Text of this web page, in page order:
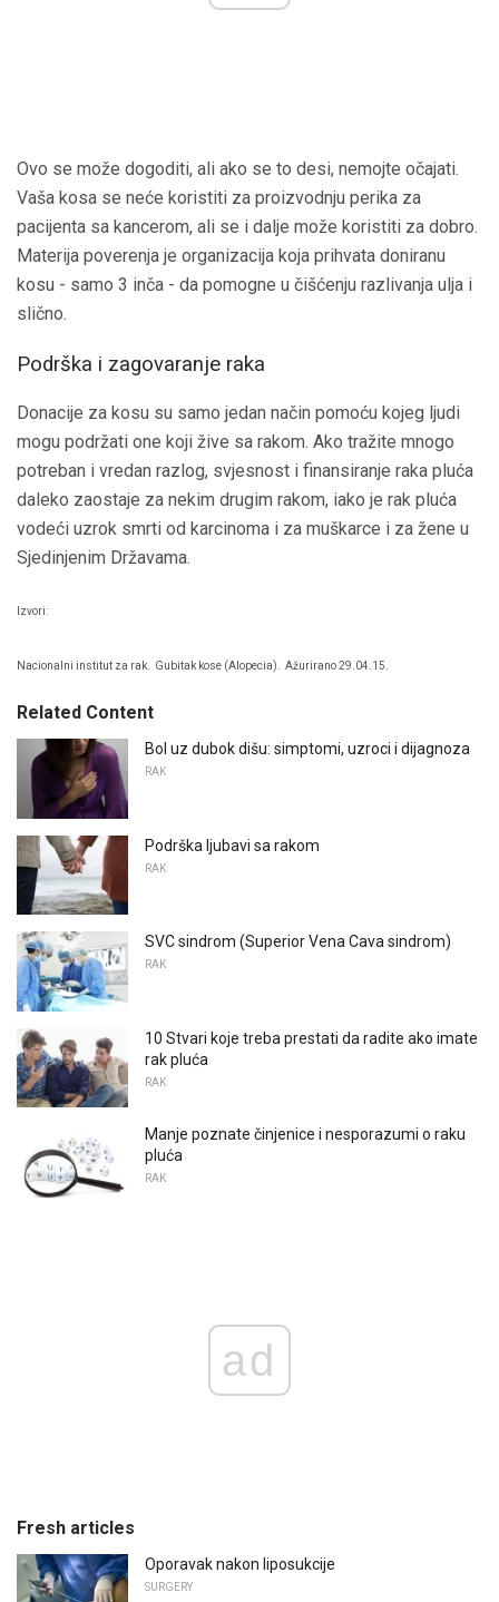
Ovo se može dogoditi, ali ako se to desi, nemojte očajati.
Vaša kosa se neće koristiti za proizvodnju perika za
pacijenta sa kancerom, ali se i dalje može koristiti za dobro.
Materija poverenja je organizacija koja prihvata doniranu
kosu - samo 3 inča - da pomogne u čišćenju razlivanja ulja i
slično.
Podrška i zagovaranje raka
Donacije za kosu su samo jedan način pomoću kojeg ljudi
mogu podržati one koji žive sa rakom. Ako tražite mnogo
potreban i vredan razlog, svjesnost i finansiranje raka pluća
daleko zaostaje za nekim drugim rakom, iako je rak pluća
vodeći uzrok smrti od karcinoma i za muškarce i za žene u
Sjedinjenim Državama.
Izvori:
Nacionalni institut za rak. Gubitak kose (Alopecia). Ažurirano 29.04.15.
Related Content
Bol uz dubok dišu: simptomi, uzroci i dijagnoza
RAK
Podrška ljubavi sa rakom
RAK
SVC sindrom (Superior Vena Cava sindrom)
RAK
10 Stvari koje treba prestati da radite ako imate
rak pluća
RAK
Manje poznate činjenice i nesporazumi o raku
pluća
RAK
ad
Fresh articles
Oporavak nakon liposukcije
SURGERY